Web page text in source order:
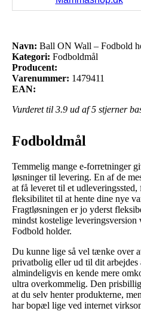
Navn: Ball ON Wall – Fodbold
Kategori: Fodboldmål
Producent:
Varenummer: 1479411
EAN:
Vurderet til 3.9 ud af 5 stjerner
Fodboldmål
Temmelig mange e-forretninger
løsninger til levering. En af de
at få leveret til et
fleksibilitet til at hente dine nye
Fragtløsningen er jo yderst
mindst kostelige
Fodbold holder.
Du kunne lige så vel tænke over
privatbolig eller ud til dit arbejdes
almindeligvis en kende mere
ultra overkommelig. Den
at du selv henter produkterne,
har bopæl lige ved internet